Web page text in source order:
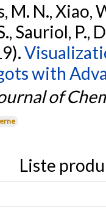
M. N., Xiao,
Sauriol, P.,
with
of
Liste